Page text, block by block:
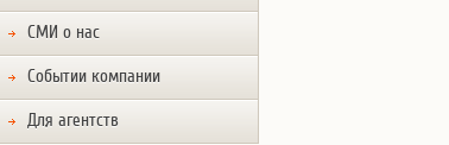
СМИ о нас
Событии компании
Для агентств